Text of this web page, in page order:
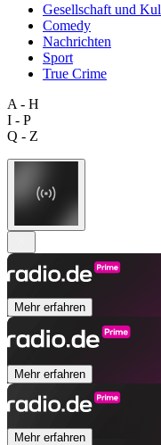
Gesellschaft und
Comedy
Nachrichten
Sport
True Crime
A - H
I - P
Q - Z
Mehr erfahren
Mehr erfahren
Mehr erfahren